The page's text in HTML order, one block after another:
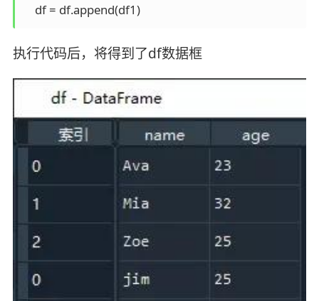
    df = df.append(df1)
执行代码后，将得到了df数据框